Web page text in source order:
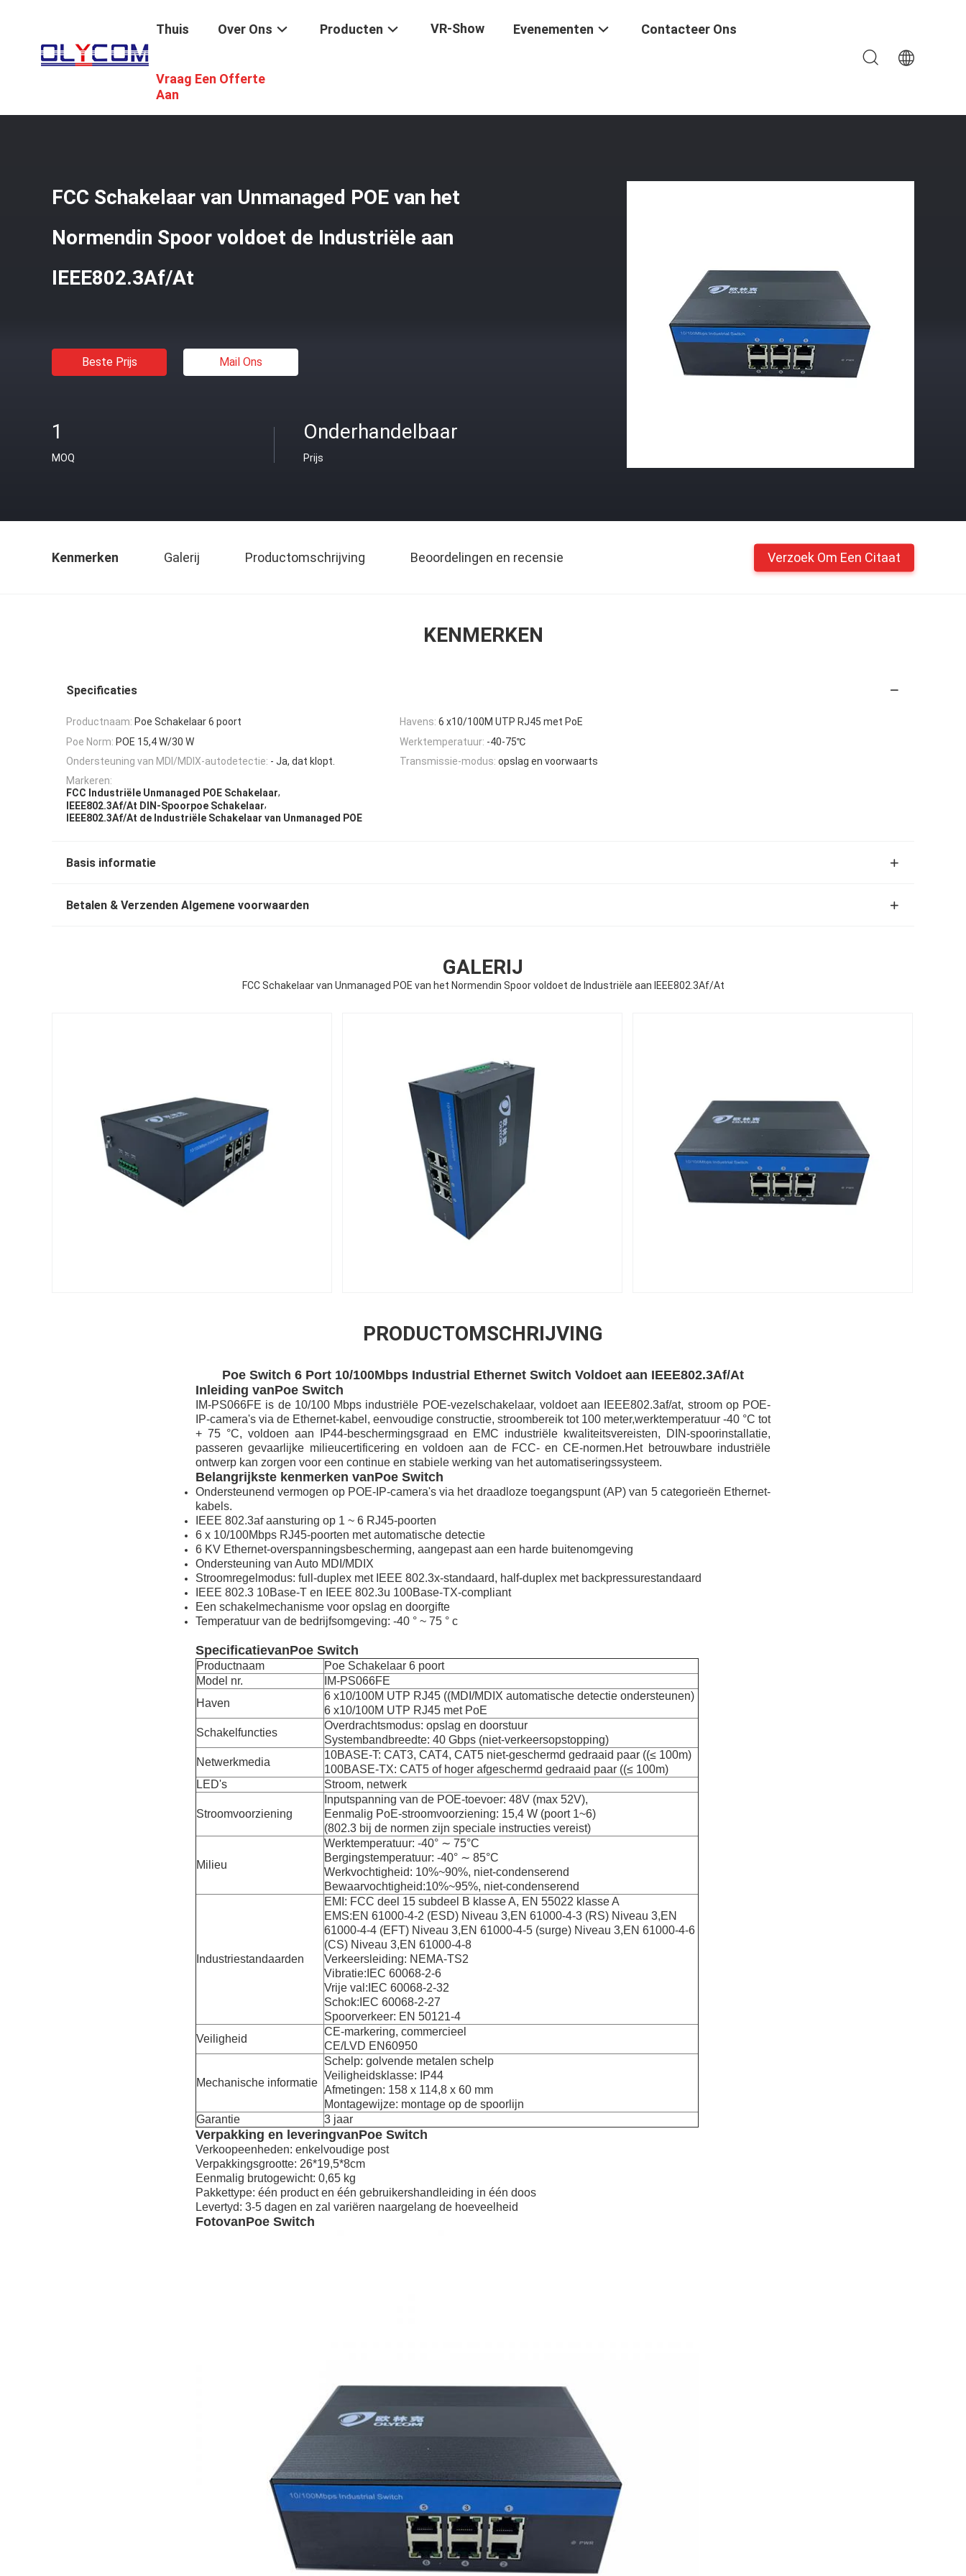
Thuis Over Ons Producten VR-Show Evenementen Contacteer Ons
Vraag Een Offerte
Aan
De Industriële Schakelaar Van Unmanaged POE
FCC Schakelaar van Unmanaged POE van het
Normendin Spoor voldoet de Industriële aan
IEEE802.3Af/At
Beste Prijs Mail Ons
1
MOQ
Onderhandelbaar
Prijs
Kenmerken Galerij Productomschrijving Beoordelingen en recensie Verzoek Om Een Citaat
KENMERKEN
Specificaties
Productnaam: Poe Schakelaar 6 poort Havens: 6 x10/100M UTP RJ45 met PoE
Poe Norm: POE 15,4 W/30 W Werktemperatuur: -40-75℃
Ondersteuning van MDI/MDIX-autodetectie: - Ja, dat klopt. Transmissie-modus: opslag en voorwaarts
Markeren:
FCC Industriële Unmanaged POE Schakelaar,
IEEE802.3Af/At DIN-Spoorpoe Schakelaar,
IEEE802.3Af/At de Industriële Schakelaar van Unmanaged POE
Basis informatie
Betalen & Verzenden Algemene voorwaarden
GALERIJ
FCC Schakelaar van Unmanaged POE van het Normendin Spoor voldoet de Industriële aan IEEE802.3Af/At
PRODUCTOMSCHRIJVING
Poe Switch 6 Port 10/100Mbps Industrial Ethernet Switch Voldoet aan IEEE802.3Af/At
Inleiding vanPoe Switch
IM-PS066FE is de 10/100 Mbps industriële POE-vezelschakelaar, voldoet aan IEEE802.3af/at, stroom op POE-
IP-camera's via de Ethernet-kabel, eenvoudige constructie, stroombereik tot 100 meter,werktemperatuur -40 °C tot
+ 75 °C, voldoen aan IP44-beschermingsgraad en EMC industriële kwaliteitsvereisten, DIN-spoorinstallatie,
passeren gevaarlijke milieucertificering en voldoen aan de FCC- en CE-normen.Het betrouwbare industriële
ontwerp kan zorgen voor een continue en stabiele werking van het automatiseringssysteem.
Belangrijkste kenmerken vanPoe Switch
Ondersteunend vermogen op POE-IP-camera's via het draadloze toegangspunt (AP) van 5 categorieën Ethernet-
kabels.
IEEE 802.3af aansturing op 1 ~ 6 RJ45-poorten
6 x 10/100Mbps RJ45-poorten met automatische detectie
6 KV Ethernet-overspanningsbescherming, aangepast aan een harde buitenomgeving
Ondersteuning van Auto MDI/MDIX
Stroomregelmodus: full-duplex met IEEE 802.3x-standaard, half-duplex met backpressurestandaard
IEEE 802.3 10Base-T en IEEE 802.3u 100Base-TX-compliant
Een schakelmechanisme voor opslag en doorgifte
Temperatuur van de bedrijfsomgeving: -40 ° ~ 75 ° c
SpecificatievanPoe Switch
Productnaam
Poe Schakelaar 6 poort
Model nr.
IM-PS066FE
Haven
6 x10/100M UTP RJ45 ((MDI/MDIX automatische detectie ondersteunen)
6 x10/100M UTP RJ45 met PoE
Schakelfuncties
Overdrachtsmodus: opslag en doorstuur
Systembandbreedte: 40 Gbps (niet-verkeersopstopping)
Netwerkmedia
10BASE-T: CAT3, CAT4, CAT5 niet-geschermd gedraaid paar ((≤ 100m)
100BASE-TX: CAT5 of hoger afgeschermd gedraaid paar ((≤ 100m)
LED's
Stroom, netwerk
Stroomvoorziening
Inputspanning van de POE-toevoer: 48V (max 52V),
Eenmalig PoE-stroomvoorziening: 15,4 W (poort 1~6)
(802.3 bij de normen zijn speciale instructies vereist)
Milieu
Werktemperatuur: -40° ∼ 75°C
Bergingstemperatuur: -40° ∼ 85°C
Werkvochtigheid: 10%~90%, niet-condenserend
Bewaarvochtigheid:10%~95%, niet-condenserend
Industriestandaarden
EMI: FCC deel 15 subdeel B klasse A, EN 55022 klasse A
EMS:EN 61000-4-2 (ESD) Niveau 3,EN 61000-4-3 (RS) Niveau 3,EN
61000-4-4 (EFT) Niveau 3,EN 61000-4-5 (surge) Niveau 3,EN 61000-4-6
(CS) Niveau 3,EN 61000-4-8
Verkeersleiding: NEMA-TS2
Vibratie:IEC 60068-2-6
Vrije val:IEC 60068-2-32
Schok:IEC 60068-2-27
Spoorverkeer: EN 50121-4
Veiligheid
CE-markering, commercieel
CE/LVD EN60950
Mechanische informatie
Schelp: golvende metalen schelp
Veiligheidsklasse: IP44
Afmetingen: 158 x 114,8 x 60 mm
Montagewijze: montage op de spoorlijn
Garantie
3 jaar
Verpakking en leveringvanPoe Switch
Verkoopeenheden: enkelvoudige post
Verpakkingsgrootte: 26*19,5*8cm
Eenmalig brutogewicht: 0,65 kg
Pakkettype: één product en één gebruikershandleiding in één doos
Levertyd: 3-5 dagen en zal variëren naargelang de hoeveelheid
FotovanPoe Switch